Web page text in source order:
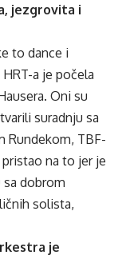
jezgrovita i
to dance i
a je počela
Oni su
suradnju sa
Rundekom, TBF-
na to jer je
dobrom
solista,
je